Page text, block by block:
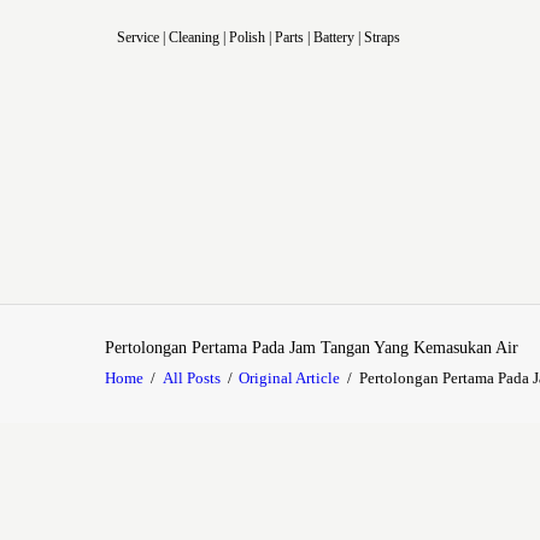
Service | Cleaning | Polish | Parts | Battery | Straps
Pertolongan Pertama Pada Jam Tangan Yang Kemasukan Air
Home
All Posts Original Article Pertolongan Pertama Pada